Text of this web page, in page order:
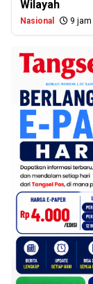
Wilayah
Nasional 9